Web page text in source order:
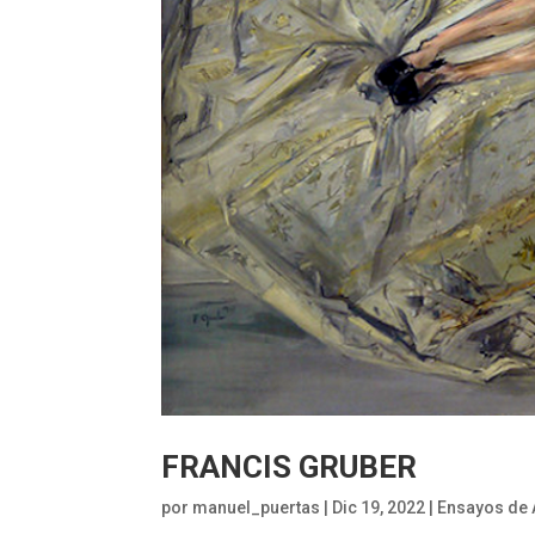
FRANCIS GRUBER
por manuel_puertas Dic 19, 2022| Ensayos de